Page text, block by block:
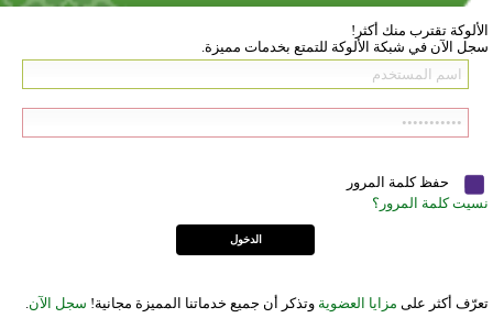
الألوكة تقترب منك أكثر!
سجل الآن في شبكة الألوكة للتمتع بخدمات مميزة.
حفظ كلمة المرور
نسيت كلمة المرور؟
تعرّف أكثر على مزايا العضوية وتذكر أن جميع خدماتنا المميزة مجانية! سجل الآن